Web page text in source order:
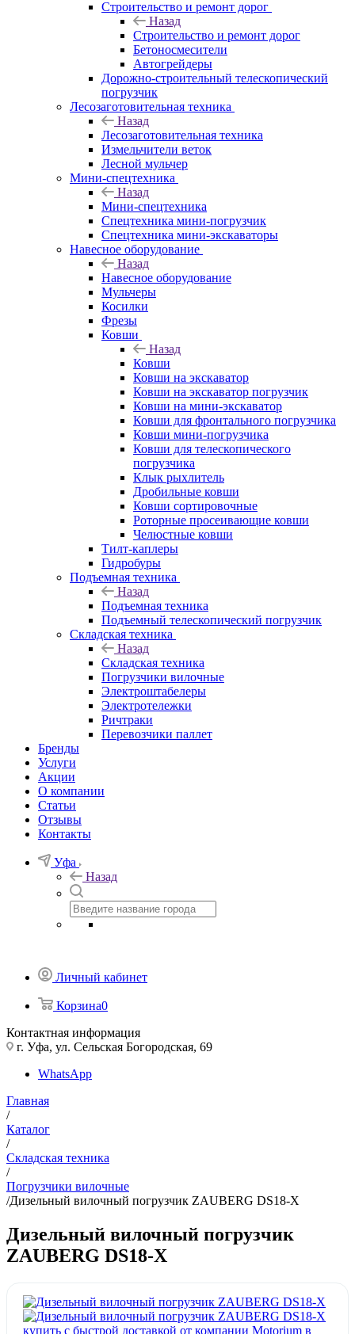
Строительство и ремонт дорог
Назад
Строительство и ремонт дорог
Бетоносмесители
Автогрейдеры
Дорожно-строительный телескопический
погрузчик
Лесозаготовительная техника
Назад
Лесозаготовительная техника
Измельчители веток
Лесной мульчер
Мини-спецтехника
Назад
Мини-спецтехника
Спецтехника мини-погрузчик
Спецтехника мини-экскаваторы
Навесное оборудование
Назад
Навесное оборудование
Мульчеры
Косилки
Фрезы
Ковши
Назад
Ковши
Ковши на экскаватор
Ковши на экскаватор погрузчик
Ковши на мини-экскаватор
Ковши для фронтального погрузчика
Ковши мини-погрузчика
Ковши для телескопического
погрузчика
Клык рыхлитель
Дробильные ковши
Ковши сортировочные
Роторные просеивающие ковши
Челюстные ковши
Тилт-каплеры
Гидробуры
Подъемная техника
Назад
Подъемная техника
Подъемный телескопический погрузчик
Складская техника
Назад
Складская техника
Погрузчики вилочные
Электроштабелеры
Электротележки
Ричтраки
Перевозчики паллет
Бренды
Услуги
Акции
О компании
Статьи
Отзывы
Контакты
Уфа
Назад
Личный кабинет
Корзина0
Контактная информация
г. Уфа, ул. Сельская Богородская, 69
WhatsApp
Главная
/
Каталог
/
Складская техника
/
Погрузчики вилочные
/Дизельный вилочный погрузчик ZAUBERG DS18-Х
Дизельный вилочный погрузчик
ZAUBERG DS18-Х